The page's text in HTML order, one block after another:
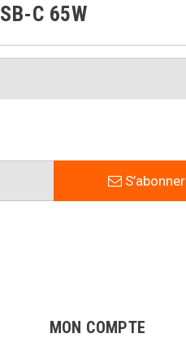
C 65W
S’abonner
MON COMPTE